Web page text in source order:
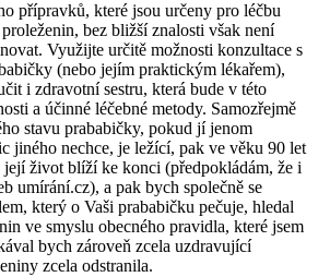
přípravků, které jsou určeny pro léčbu
bez bližší znalosti však není
Využijte určitě možnosti konzultace s
(nebo jejím praktickým lékařem),
i zdravotní sestru, která bude v této
a účinné léčebné metody. Samozřejmě
stavu prababičky, pokud jí jenom
jiného nechce, je ležící, pak ve věku 90 let
její život blíží ke konci (předpokládám, že i
umírání.cz), a pak bych společně se
který o Vaši prababičku pečuje, hledal
ve smyslu obecného pravidla, které jsem
bych zároveň zcela uzdravující
zcela odstranila.